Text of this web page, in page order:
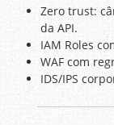
Zero trust:
da API.
IAM Roles
WAF com
IDS/IPS